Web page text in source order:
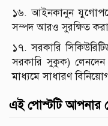
১৬. আইনকানুন
সম্পদ আরও সুরক্ষিত
১৭. সরকারি
সরকারি সুকুক) লেনদেন
মাধ্যমে সাধারণ
এই পোস্টটি আপনার